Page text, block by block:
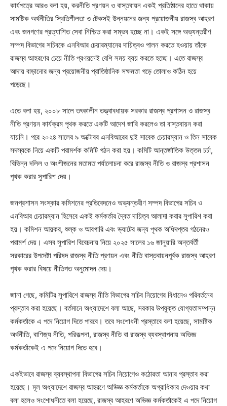
কার্যপত্রে আরও বলা হয়, করনীতি প্রণয়ন ও বাস্তবায়ন একই প্রতিষ্ঠানের হাতে থাকায়
সামষ্টিক অর্থনীতির স্থিতিশীলতা ও টেকসই উন্নয়নের জন্য প্রয়োজনীয় রাজস্ব আহরণ
এবং জনগণের প্রত্যাশিত সেবা নিশ্চিত করা সম্ভব হচ্ছে না। একই সঙ্গে অভ্যন্তরীণ
সম্পদ বিভাগের সচিবকে এনবিআর চেয়ারম্যানের দায়িত্বও পালন করতে হওয়ায় তাঁকে
রাজস্ব আহরণের চেয়ে নীতি প্রণয়নেই বেশি সময় ব্যয় করতে হচ্ছে। এতে রাজস্ব
আদায় বাড়ানোর জন্য প্রয়োজনীয় প্রাতিষ্ঠানিক সক্ষমতা গড়ে তোলাও কঠিন হয়ে
পড়েছে।
এতে বলা হয়, ২০০৮ সালে তৎকালীন তত্ত্বাবধায়ক সরকার রাজস্ব প্রশাসন ও রাজস্ব
নীতি প্রণয়ন কার্যক্রম পৃথক করতে একটি আদেশ জারি করলেও তা বাস্তবায়ন করা
যায়নি। পরে ২০২৪ সালের ৯ অক্টোবর এনবিআরের দুই সাবেক চেয়ারম্যান ও তিন সাবেক
সদস্যকে নিয়ে একটি পরামর্শক কমিটি গঠন করা হয়। কমিটি আন্তর্জাতিক উত্তম চর্চা,
বিভিন্ন দলিল ও অংশীজনের মতামত পর্যালোচনা করে রাজস্ব নীতি ও রাজস্ব প্রশাসন
পৃথক করার সুপারিশ দেয়।
জনপ্রশাসন সংস্কার কমিশনের প্রতিবেদনেও অভ্যন্তরীণ সম্পদ বিভাগের সচিব ও
এনবিআর চেয়ারম্যান হিসেবে একই কর্মকর্তার দ্বৈত দায়িত্ব আলাদা করার সুপারিশ করা
হয়। কমিশন আয়কর, শুল্ক ও আবগারি এবং ভ্যাটের জন্য পৃথক অধিদপ্তর গঠনেরও
পরামর্শ দেয়। এসব সুপারিশ বিবেচনায় নিয়ে ২০২৫ সালের ১৬ জানুয়ারি অন্তর্বর্তী
সরকারের উপদেষ্টা পরিষদ রাজস্ব নীতি প্রণয়ন এবং নীতি বাস্তবায়নপূর্বক রাজস্ব আহরণ
পৃথক করার বিষয়ে নীতিগত অনুমোদন দেয়।
জানা গেছে, কমিটির সুপারিশে রাজস্ব নীতি বিভাগের সচিব নিয়োগের বিধানেও পরিবর্তনের
প্রস্তাব করা হয়েছে। বর্তমানে অধ্যাদেশে বলা আছে, সরকার উপযুক্ত যোগ্যতাসম্পন্ন
কর্মকর্তাকে এ পদে নিয়োগ দিতে পারবে। তবে সংশোধনী প্রস্তাবে বলা হয়েছে, সামষ্টিক
অর্থনীতি, বাণিজ্য নীতি, পরিকল্পনা, রাজস্ব নীতি বা রাজস্ব ব্যবস্থাপনায় অভিজ্ঞ
কর্মকর্তাকেই এ পদে নিয়োগ দিতে হবে।
একইভাবে রাজস্ব ব্যবস্থাপনা বিভাগের সচিব নিয়োগেও কঠোরতা আনার প্রস্তাব করা
হয়েছে। মূল অধ্যাদেশে রাজস্ব আহরণে অভিজ্ঞ কর্মকর্তাকে অগ্রাধিকার দেওয়ার কথা
বলা হলেও সংশোধনীতে বলা হয়েছে, রাজস্ব আহরণে অভিজ্ঞ কর্মকর্তাকেই এ পদে নিয়োগ